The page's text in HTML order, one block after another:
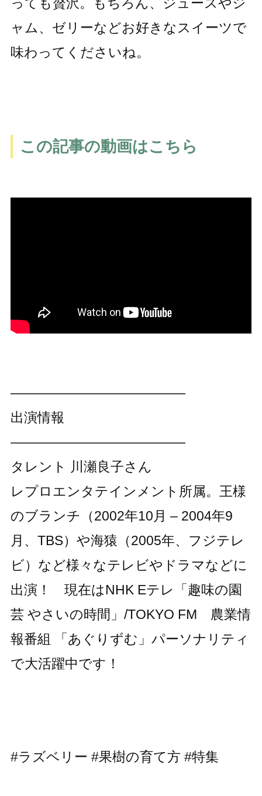
ャム、ゼリーなどお好きなスイーツで
味わってくださいね。
この記事の動画はこちら
―――――――――――――
出演情報
―――――――――――――
タレント 川瀬良子さん
レプロエンタテインメント所属。王様
のブランチ（2002年10月 – 2004年9
月、TBS）や海猿（2005年、フジテレ
ビ）など様々なテレビやドラマなどに
出演！ 現在はNHK Eテレ「趣味の園
芸 やさいの時間」/TOKYO FM 農業情
報番組 「あぐりずむ」パーソナリティ
で大活躍中です！
#ラズベリー #果樹の育て方 #特集